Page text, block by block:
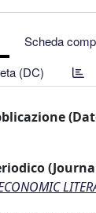
Scheda
(DC)